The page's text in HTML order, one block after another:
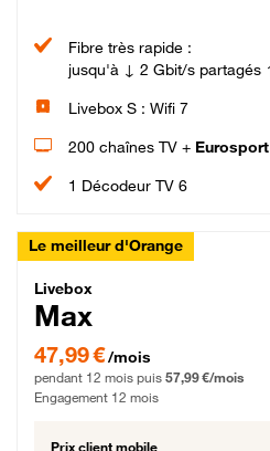
Fibre très rapide :
jusqu'à ↓ 2 Gbit/s partagés
Livebox S : Wifi 7
200 chaînes TV + Eurosport
1 Décodeur TV 6
Le meilleur d'Orange
Livebox Max Fibre
Livebox
Max
47,99 € par mois pendant 12 mois
47,99 €/mois
pendant 12 mois puis 57,99 €/mois
Engagement 12 mois
Prix client mobile